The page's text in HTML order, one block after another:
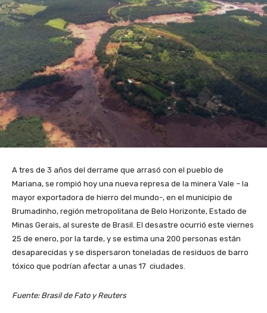
A tres de 3 años del derrame que arrasó con el pueblo de
Mariana, se rompió hoy una nueva represa de la minera Vale – la
mayor exportadora de hierro del mundo-, en el municipio de
Brumadinho, región metropolitana de Belo Horizonte, Estado de
Minas Gerais, al sureste de Brasil. El desastre ocurrió este viernes
25 de enero, por la tarde, y se estima una 200 personas están
desaparecidas y se dispersaron toneladas de residuos de barro
tóxico que podrían afectar a unas 17 ciudades.
Fuente: Brasil de Fato y Reuters